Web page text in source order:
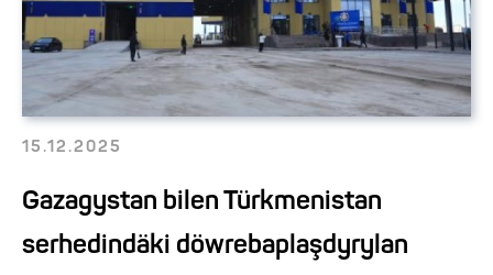
15.12.2025
Gazagystan bilen Türkmenistan
serhedindäki döwrebaplaşdyrylan